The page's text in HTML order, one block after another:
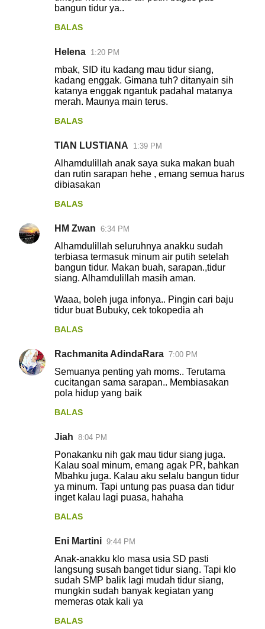
bangun tidur ya..
BALAS
Helena 1:20 PM
mbak, SID itu kadang mau tidur siang,
kadang enggak. Gimana tuh? ditanyain sih
katanya enggak ngantuk padahal matanya
merah. Maunya main terus.
BALAS
TIAN LUSTIANA 1:39 PM
Alhamdulillah anak saya suka makan buah
dan rutin sarapan hehe , emang semua harus
dibiasakan
BALAS
HM Zwan 6:34 PM
Alhamdulillah seluruhnya anakku sudah
terbiasa termasuk minum air putih setelah
bangun tidur. Makan buah, sarapan.,tidur
siang. Alhamdulillah masih aman.
Waaa, boleh juga infonya.. Pingin cari baju
tidur buat Bubuky, cek tokopedia ah
BALAS
Rachmanita AdindaRara 7:00 PM
Semuanya penting yah moms.. Terutama
cucitangan sama sarapan.. Membiasakan
pola hidup yang baik
BALAS
Jiah 8:04 PM
Ponakanku nih gak mau tidur siang juga.
Kalau soal minum, emang agak PR, bahkan
Mbahku juga. Kalau aku selalu bangun tidur
ya minum. Tapi untung pas puasa dan tidur
inget kalau lagi puasa, hahaha
BALAS
Eni Martini 9:44 PM
Anak-anakku klo masa usia SD pasti
langsung susah banget tidur siang. Tapi klo
sudah SMP balik lagi mudah tidur siang,
mungkin sudah banyak kegiatan yang
memeras otak kali ya
BALAS